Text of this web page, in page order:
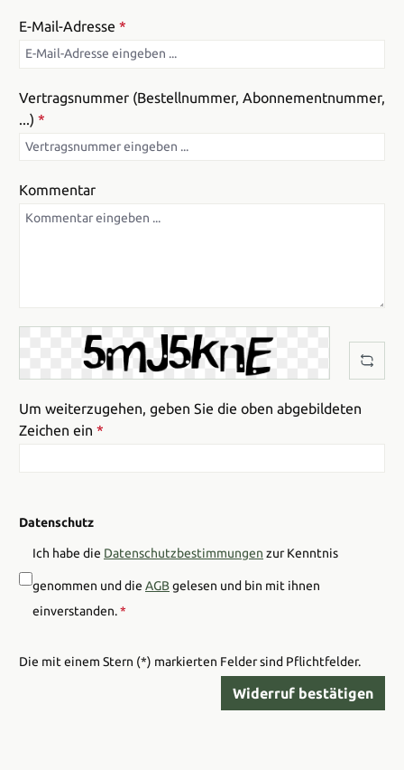
E-Mail-Adresse *
Vertragsnummer (Bestellnummer, Abonnementnummer,
...) *
Kommentar
Um weiterzugehen, geben Sie die oben abgebildeten
Zeichen ein *
Datenschutz
Ich habe die Datenschutzbestimmungen zur Kenntnis
genommen und die AGBgelesen und bin mit ihnen
einverstanden.*
Die mit einem Stern (*) markierten Felder sind Pflichtfelder.
Widerruf bestätigen